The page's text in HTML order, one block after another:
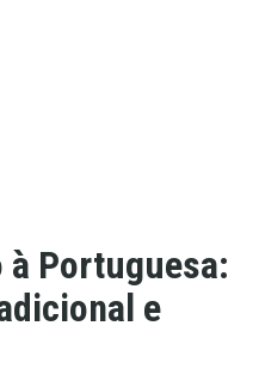
Portuguesa:
e